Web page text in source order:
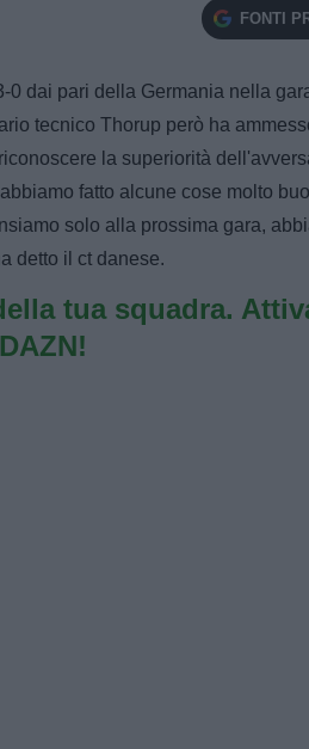
FONTI
dai pari della Germania nella
tecnico Thorup però ha
la superiorità
fatto alcune cose molto
solo alla prossima gara,
detto il ct danese.
tua squadra.